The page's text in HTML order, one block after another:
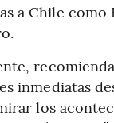
a Chile como
inmediatas
los